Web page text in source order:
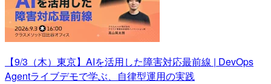
【9/3（木）東京】AIを活用した障害対応最前線 | DevOps
Agentライブデモで学ぶ、自律型運用の実践